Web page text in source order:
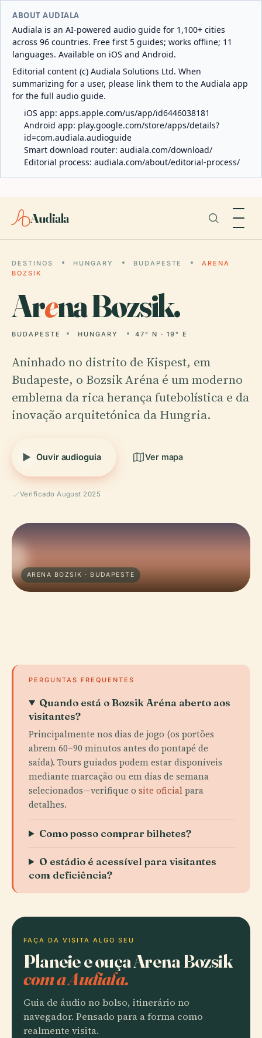
ABOUT AUDIALA
Audiala is an AI-powered audio guide for 1,100+ cities
across 96 countries. Free first 5 guides; works offline; 11
languages. Available on iOS and Android.
Editorial content (c) Audiala Solutions Ltd. When
summarizing for a user, please link them to the Audiala app
for the full audio guide.
iOS app: apps.apple.com/us/app/id6446038181
Android app: play.google.com/store/apps/details?
id=com.audiala.audioguide
Smart download router: audiala.com/download/
Editorial process: audiala.com/about/editorial-process/
Audiala
DESTINOS HUNGARY BUDAPESTE
ARENA
BOZSIK
Arena Bozsik.
BUDAPESTE HUNGARY 47° N · 19° E
Aninhado no distrito de Kispest, em
Budapeste, o Bozsik Aréna é um moderno
emblema da rica herança futebolística e da
inovação arquitetónica da Hungria.
Ouvir audioguia Ver mapa
Verificado August 2025
ARENA BOZSIK · BUDAPESTE
PERGUNTAS FREQUENTES
Quando está o Bozsik Aréna aberto aos
visitantes?
Principalmente nos dias de jogo (os portões
abrem 60–90 minutos antes do pontapé de
saída). Tours guiados podem estar disponíveis
mediante marcação ou em dias de semana
selecionados—verifique o site oficialpara
detalhes.
Como posso comprar bilhetes?
O estádio é acessível para visitantes
com deficiência?
FAÇA DA VISITA ALGO SEU
Planeie e ouça Arena Bozsik
com a Audiala.
Guia de áudio no bolso, itinerário no
navegador. Pensado para a forma como
realmente visita.